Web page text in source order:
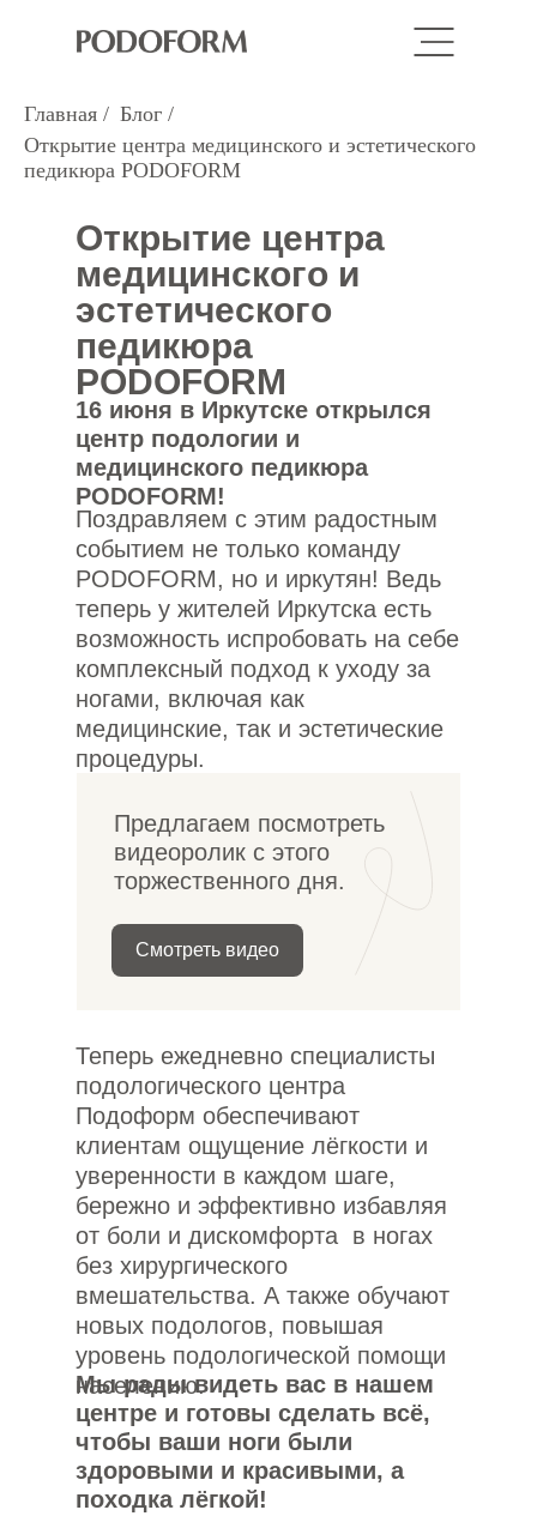
Главная / Блог /
Открытие центра медицинского и эстетического
педикюра PODOFORM
Открытие центра
медицинского и
эстетического
педикюра
PODOFORM
16 июня в Иркутске открылся
центр подологии и
медицинского педикюра
PODOFORM!
Поздравляем с этим радостным
событием не только команду
PODOFORM, но и иркутян! Ведь
теперь у жителей Иркутска есть
возможность испробовать на себе
комплексный подход к уходу за
ногами, включая как
медицинские, так и эстетические
процедуры.
Предлагаем посмотреть
видеоролик с этого
торжественного дня.
Теперь ежедневно специалисты
подологического центра
Подоформ обеспечивают
клиентам ощущение лёгкости и
уверенности в каждом шаге,
бережно и эффективно избавляя
от боли и дискомфорта в ногах
без хирургического
вмешательства. А также обучают
новых подологов, повышая
уровень подологической помощи
населению.
Мы рады видеть вас в нашем
центре и готовы сделать всё,
чтобы ваши ноги были
здоровыми и красивыми, а
походка лёгкой!
Смотреть видео